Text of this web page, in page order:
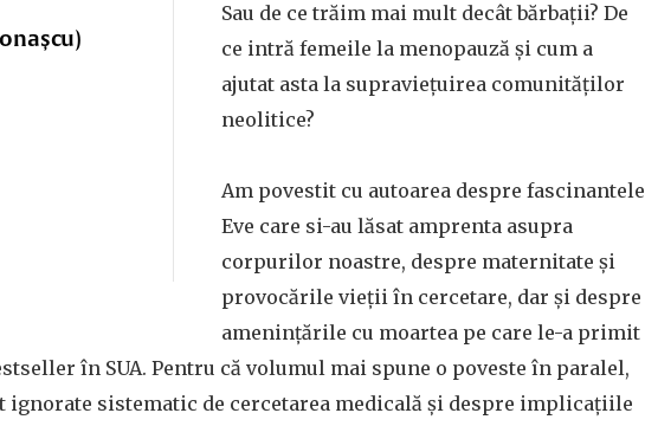
Sau de ce trăim mai mult decât bărbații? De
ce intră femeile la menopauză și cum a
ajutat asta la supraviețuirea comunităților
neolitice?
Am povestit cu autoarea despre fascinantele
Eve care si-au lăsat amprenta asupra
corpurilor noastre, despre maternitate și
provocările vieții în cercetare, dar și despre
amenințările cu moartea pe care le-a primit
în SUA. Pentru că volumul mai spune o poveste în paralel,
ignorate sistematic de cercetarea medicală și despre implicațiile